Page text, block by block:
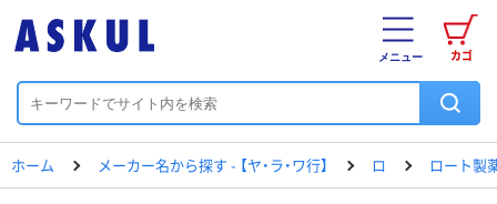
カゴ
メニュー
ホーム メーカー名から探す - 【ヤ・ラ・ワ行】 ロ ロート製